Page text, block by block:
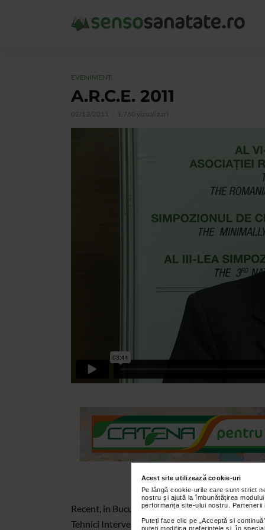
Acest site utilizează cookie-uri
Pe lângă cookie-urile care sunt strict
nostru și ajută la îmbunătățirea
performanța site-ului nostru.
Puteți face clic pe „Acceptă si
puteți modifica preferințele și, în
EVENIMENT
A.R.C.E. 2011
02/12/2011 1.760 vizualizari
Recent, in Bucuresti a avut loc Al VI-lea
Tehnici Interventionale (A.R.C.E.), singurul